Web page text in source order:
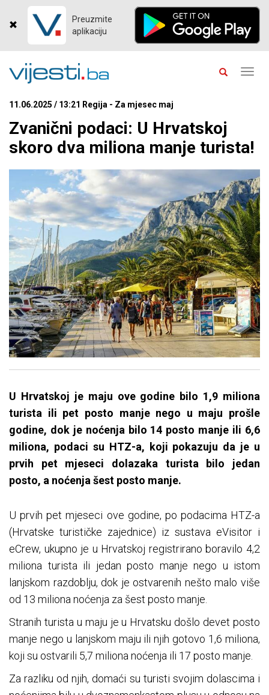
Preuzmite
aplikaciju
11.06.2025 / 13:21 Regija - Za mjesec maj
Zvanični podaci: U Hrvatskoj
skoro dva miliona manje turista!
U Hrvatskoj je maju ove godine bilo 1,9 miliona
turista ili pet posto manje nego u maju prošle
godine, dok je noćenja bilo 14 posto manje ili 6,6
miliona, podaci su HTZ-a, koji pokazuju da je u
prvih pet mjeseci dolazaka turista bilo jedan
posto, a noćenja šest posto manje.
U prvih pet mjeseci ove godine, po podacima HTZ-a
(Hrvatske turističke zajednice) iz sustava eVisitor i
eCrew, ukupno je u Hrvatskoj registrirano boravilo 4,2
miliona turista ili jedan posto manje nego u istom
lanjskom razdoblju, dok je ostvarenih nešto malo više
od 13 miliona noćenja za šest posto manje.
Stranih turista u maju je u Hrvatsku došlo devet posto
manje nego u lanjskom maju ili njih gotovo 1,6 miliona,
koji su ostvarili 5,7 miliona noćenja ili 17 posto manje.
Za razliku od njih, domaći su turisti svojim dolascima i